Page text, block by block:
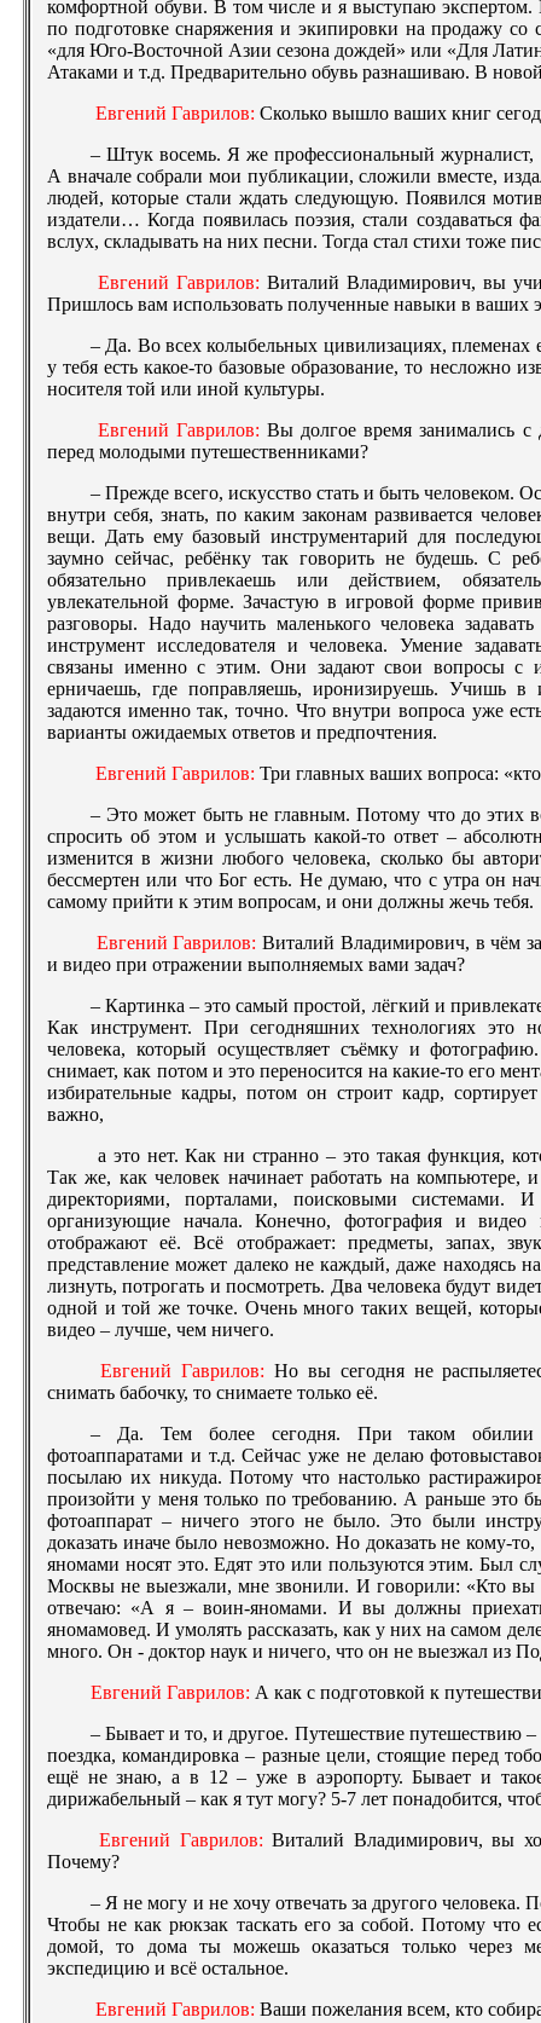
комфортной обуви. В том числе и я выступаю
по подготовке снаряжения и экипировки на продажу
«для Юго-Восточной Азии сезона дождей» или «Для
Атаками и т.д. Предварительно обувь разнашиваю. В
Евгений Гаврилов: Сколько вышло ваших книг
– Штук восемь. Я же профессиональный журналист,
А вначале собрали мои публикации, сложили вместе,
людей, которые стали ждать следующую. Появился
издатели… Когда появилась поэзия, стали создаваться
вслух, складывать на них песни. Тогда стал стихи тоже
Евгений Гаврилов: Виталий Владимирович, вы
Пришлось вам использовать полученные навыки в ваших
– Да. Во всех колыбельных цивилизациях,
у тебя есть какое-то базовые образование, то несложно
носителя той или иной культуры.
Евгений Гаврилов: Вы долгое время занимались с
перед молодыми путешественниками?
– Прежде всего, искусство стать и быть человеком.
внутри себя, знать, по каким законам развивается
вещи. Дать ему базовый инструментарий для
заумно сейчас, ребёнку так говорить не будешь. С
обязательно привлекаешь или действием,
увлекательной форме. Зачастую в игровой форме
разговоры. Надо научить маленького человека
инструмент исследователя и человека. Умение
связаны именно с этим. Они задают свои вопросы с
ерничаешь, где поправляешь, иронизируешь. Учишь
задаются именно так, точно. Что внутри вопроса уже
варианты ожидаемых ответов и предпочтения.
Евгений Гаврилов: Три главных ваших вопроса:
– Это может быть не главным. Потому что до этих
спросить об этом и услышать какой-то ответ –
изменится в жизни любого человека, сколько бы
бессмертен или что Бог есть. Не думаю, что с утра он
самому прийти к этим вопросам, и они должны жечь тебя.
Евгений Гаврилов: Виталий Владимирович, в чём
и видео при отражении выполняемых вами задач?
– Картинка – это самый простой, лёгкий и
Как инструмент. При сегодняшних технологиях это
человека, который осуществляет съёмку и
снимает, как потом и это переносится на какие-то его
избирательные кадры, потом он строит кадр,
важно,
а это нет. Как ни странно – это такая функция,
Так же, как человек начинает работать на компьютере,
директориями, порталами, поисковыми системами.
организующие начала. Конечно, фотография и
отображают её. Всё отображает: предметы, запах,
представление может далеко не каждый, даже находясь
лизнуть, потрогать и посмотреть. Два человека будут
одной и той же точке. Очень много таких вещей,
видео – лучше, чем ничего.
Евгений Гаврилов: Но вы сегодня не
снимать бабочку, то снимаете только её.
– Да. Тем более сегодня. При таком обилии
фотоаппаратами и т.д. Сейчас уже не делаю
посылаю их никуда. Потому что настолько
произойти у меня только по требованию. А раньше это
фотоаппарат – ничего этого не было. Это были
доказать иначе было невозможно. Но доказать не кому-
яномами носят это. Едят это или пользуются этим. Был
Москвы не выезжали, мне звонили. И говорили: «Кто вы
отвечаю: «А я – воин-яномами. И вы должны
яномамовед. И умолять рассказать, как у них на самом
много. Он - доктор наук и ничего, что он не выезжал из
Евгений Гаврилов: А как с подготовкой к
– Бывает и то, и другое. Путешествие путешествию
поездка, командировка – разные цели, стоящие перед
ещё не знаю, а в 12 – уже в аэропорту. Бывает и
дирижабельный – как я тут могу? 5-7 лет понадобится,
Евгений Гаврилов: Виталий Владимирович, вы
Почему?
– Я не могу и не хочу отвечать за другого человека.
Чтобы не как рюкзак таскать его за собой. Потому что
домой, то дома ты можешь оказаться только
экспедицию и всё остальное.
Евгений Гаврилов: Ваши пожелания всем, кто